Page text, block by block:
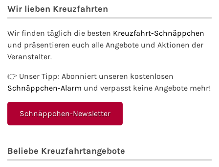
Wir lieben Kreuzfahrten
Wir finden täglich die besten Kreuzfahrt-Schnäppchen
und präsentieren euch alle Angebote und Aktionen der
Veranstalter.
👉 Unser Tipp: Abonniert unseren kostenlosen
Schnäppchen-Alarm und verpasst keine Angebote mehr!
Schnäppchen-Newsletter
Beliebe Kreuzfahrtangebote